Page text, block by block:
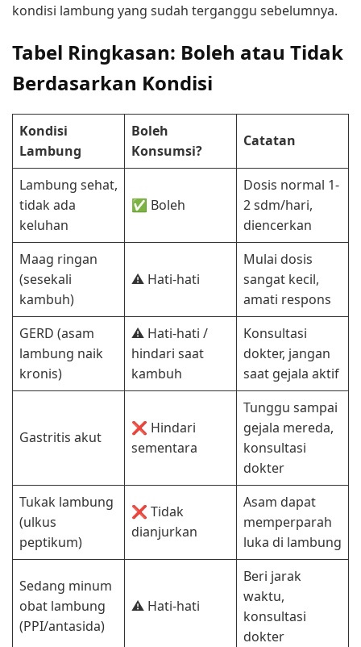
kondisi lambung yang sudah terganggu sebelumnya.
Tabel Ringkasan: Boleh atau Tidak
Berdasarkan Kondisi
Kondisi
Lambung
Boleh
Konsumsi?
Catatan
Lambung sehat,
tidak ada
keluhan
✅ Boleh
Dosis normal 1-
2 sdm/hari,
diencerkan
Maag ringan
(sesekali
kambuh)
⚠️ Hati-hati
Mulai dosis
sangat kecil,
amati respons
GERD (asam
lambung naik
kronis)
⚠️ Hati-hati /
hindari saat
kambuh
Konsultasi
dokter, jangan
saat gejala aktif
Gastritis akut
❌ Hindari
sementara
Tunggu sampai
gejala mereda,
konsultasi
dokter
Tukak lambung
(ulkus
peptikum)
❌ Tidak
dianjurkan
Asam dapat
memperparah
luka di lambung
Sedang minum
obat lambung
(PPI/antasida)
⚠️ Hati-hati
Beri jarak
waktu,
konsultasi
dokter